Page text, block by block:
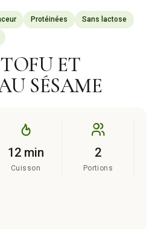
Protéinées Sans lactose
ET
SÉSAME
12 min
Cuisson
2
Portions